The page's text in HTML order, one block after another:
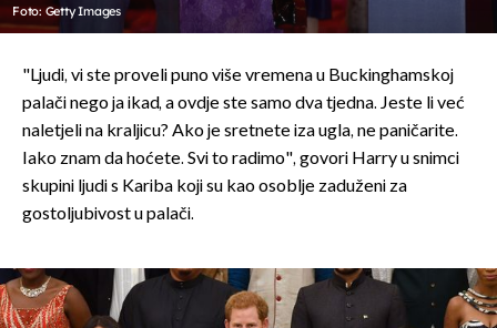
Foto: Getty Images
"Ljudi, vi ste proveli puno više vremena u Buckinghamskoj
palači nego ja ikad, a ovdje ste samo dva tjedna. Jeste li već
naletjeli na kraljicu? Ako je sretnete iza ugla, ne paničarite.
Iako znam da hoćete. Svi to radimo", govori Harry u snimci
skupini ljudi s Kariba koji su kao osoblje zaduženi za
gostoljubivost u palači.